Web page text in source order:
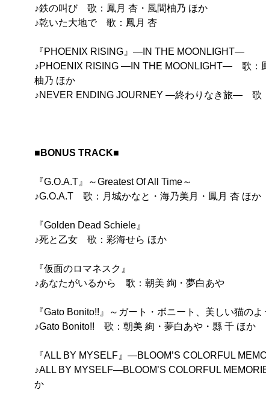
♪鉄の叫び 歌：鳳月 杏・風間柚乃 ほか
♪乾いた大地で 歌：鳳月 杏
『PHOENIX RISING』―IN THE MOONLIGHT―
♪PHOENIX RISING ―IN THE MOONLIGHT― 歌：
柚乃 ほか
♪NEVER ENDING JOURNEY ―終わりなき旅― 歌
■BONUS TRACK■
『G.O.A.T』～Greatest Of All Time～
♪G.O.A.T 歌：月城かなと・海乃美月・鳳月 杏 ほか
『Golden Dead Schiele』
♪死と乙女 歌：彩海せら ほか
『仮面のロマネスク』
♪あなたがいるから 歌：朝美 絢・夢白あや
『Gato Bonito!!』～ガート・ボニート、美しい猫のよ
♪Gato Bonito!! 歌：朝美 絢・夢白あや・縣 千 ほか
『ALL BY MYSELF』―BLOOM’S COLORFUL
♪ALL BY MYSELF―BLOOM’S COLORFUL
か